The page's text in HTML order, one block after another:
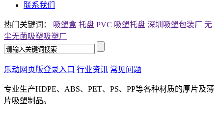
联系我们
热门关键词： 吸塑盒 托盘 PVC 吸塑托盘 深圳吸塑包装厂 无
尘无菌吸塑吸塑厂
乐动网页版登录入口 行业资讯 常见问题
专业生产HDPE、ABS、PET、PS、PP等各种材质的厚片及薄
片吸塑制品。